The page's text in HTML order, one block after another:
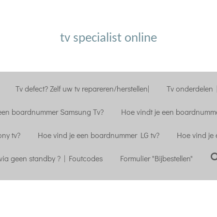
tv specialist online
Tv defect? Zelf uw tv repareren/herstellen| Tv onderdelen
boardnummer Samsung Tv? Hoe vindt je een
tv? Hoe vind je een boardnummer LG tv? Hoe vind je
geen standby ? | Foutcodes Formulier "Bijbestellen"